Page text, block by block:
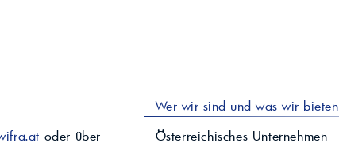
oder über
Wer wir sind und was wir bieten
Österreichisches Unternehmen